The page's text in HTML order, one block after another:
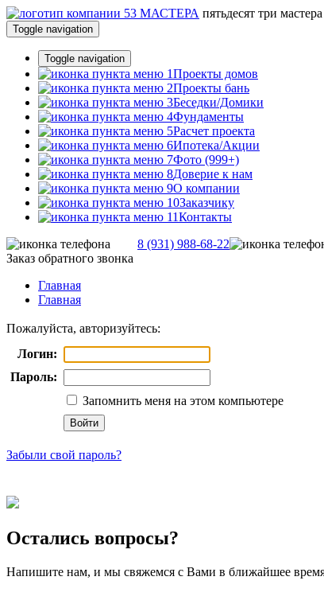
пятьдесят три мастера
Toggle navigation
Toggle navigation
Проекты домов
Проекты бань
Беседки/Домики
Фундаменты
Расчет проекта
Ипотека/Акции
Фото (999+)
Доверие к нам
О компании
Заказчику
Контакты
8 (931) 988-68-22
Заказ обратного звонка
Главная
Главная
Пожалуйста, авторизуйтесь:
Логин:
Пароль:
Запомнить меня на этом компьютере
Забыли свой пароль?
Остались вопросы?
Напишите нам, и мы свяжемся с Вами в ближайшее